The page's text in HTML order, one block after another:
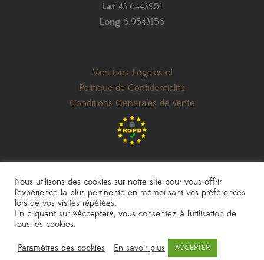
Lat 43.6443951
Long 6.9543156
Mentions Légales et
Politique de Confidentialité
Conditions Générales de Vente
les prix indiqués sont donnés à titre indicatif et peuvent être modifiés sans
une réalisationAKN Studio
© 2020
Nous utilisons des cookies sur notre site pour vous offrir
l'expérience la plus pertinente en mémorisant vos préférences
lors de vos visites répétées.
En cliquant sur «Accepter», vous consentez à l'utilisation de
tous les cookies.
Paramètres des cookies En savoir plus ACCEPTER